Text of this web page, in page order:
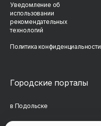
Уведомление об
использовании
рекомендательных
технологий
Политика конфиденциальности
Городские порталы
в Подольске